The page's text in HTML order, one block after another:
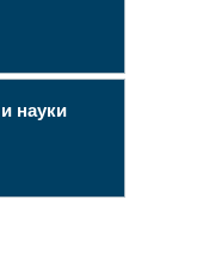
науки